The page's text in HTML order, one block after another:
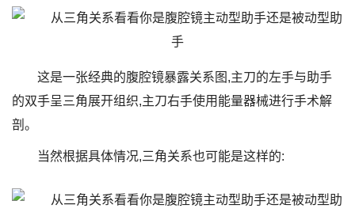
这是一张经典的腹腔镜暴露关系图,主刀的左手与助手
的双手呈三角展开组织,主刀右手使用能量器械进行手术解
剖。
当然根据具体情况,三角关系也可能是这样的: